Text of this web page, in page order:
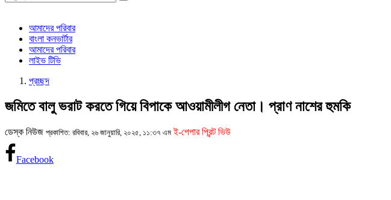
আমাদের পরিবার
বাংলা কনভার্টার
আমাদের পরিবার
লাইভ টিভি
প্রচ্ছদ
জমিতে বালু ভরাট করতে গিয়ে বিপাকে আওয়ামীলীগ নেতা। প্রাণ নাশের হুমকি
ডেস্ক নিউজ প্রকাশিত: রবিবার, ২৬ জানুয়ারি, ২০২৫, ১১:৩৭ এম ই-পেপার প্রিন্ট ভিউ
Facebook